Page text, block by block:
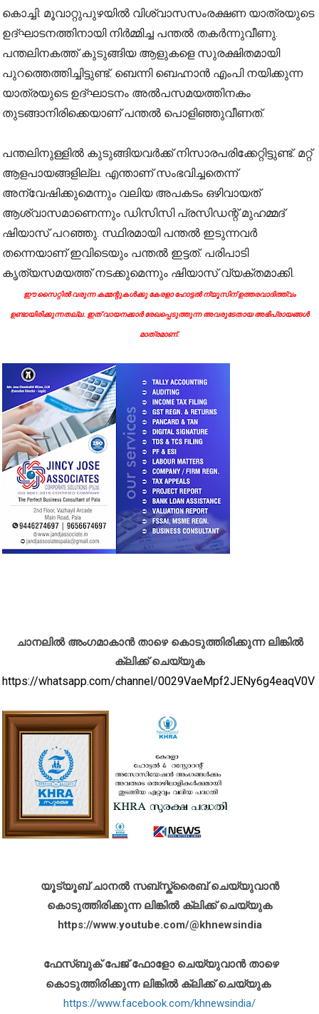
കൊച്ചി: മൂവാറ്റുപുഴയില്‍ വിശ്വാസസംരക്ഷണ യാത്രയുടെ
ഉദ്ഘാടനത്തിനായി നിര്‍മ്മിച്ച പന്തല്‍ തകര്‍ന്നുവീണു.
പന്തലിനകത്ത് കുടുങ്ങിയ ആളുകളെ സുരക്ഷിതമായി
പുറത്തെത്തിച്ചിട്ടുണ്ട്. ബെന്നി ബെഹ്നാന്‍ എംപി നയിക്കുന്ന
യാത്രയുടെ ഉദ്ഘാടനം അല്‍പസമയത്തിനകം
തുടങ്ങാനിരിക്കെയാണ് പന്തല്‍ പൊളിഞ്ഞുവീണത്.
പന്തലിനുള്ളില്‍ കുടുങ്ങിയവര്‍ക്ക് നിസാരപരിക്കേറ്റിട്ടുണ്ട്. മറ്റ്
ആളപായങ്ങളില്ല. എന്താണ് സംഭവിച്ചതെന്ന്
അന്വേഷിക്കുമെന്നും വലിയ അപകടം ഒഴിവായത്
ആശ്വാസമാണെന്നും ഡിസിസി പ്രസിഡന്റ് മുഹമ്മദ്
ഷിയാസ് പറഞ്ഞു. സ്ഥിരമായി പന്തല്‍ ഇടുന്നവര്‍
തന്നെയാണ് ഇവിടെയും പന്തല്‍ ഇട്ടത്. പരിപാടി
കൃത്യസമയത്ത് നടക്കുമെന്നും ഷിയാസ് വ്യക്തമാക്കി.
ഈ സൈറ്റിൽ വരുന്ന കമ്മന്റുകൾക്കു കേരളാ ഹോട്ടൽ ന്യൂസിന് ഉത്തരവാദിത്ത്വം
ഉണ്ടായിരിക്കുന്നതല്ല. ഇത് വായനക്കാർ രേഖപ്പെടുത്തുന്ന അവരുടേതായ അഭിപ്രായങ്ങൾ
മാത്രമാണ്.
ചാനലിൽ അംഗമാകാൻ താഴെ കൊടുത്തിരിക്കുന്ന ലിങ്കിൽ
ക്ലിക്ക് ചെയ്യുക
https://whatsapp.com/channel/0029VaeMpf2JENy6g4eaqV0V
യൂട്യൂബ് ചാനൽ സബ്സ്ക്രൈബ് ചെയ്യുവാൻ
കൊടുത്തിരിക്കുന്ന ലിങ്കിൽ ക്ലിക്ക് ചെയ്യുക
https://www.youtube.com/@khnewsindia
ഫേസ്ബുക് പേജ് ഫോളോ ചെയ്യുവാൻ താഴെ
കൊടുത്തിരിക്കുന്ന ലിങ്കിൽ ക്ലിക്ക് ചെയ്യുക
https://www.facebook.com/khnewsindia/